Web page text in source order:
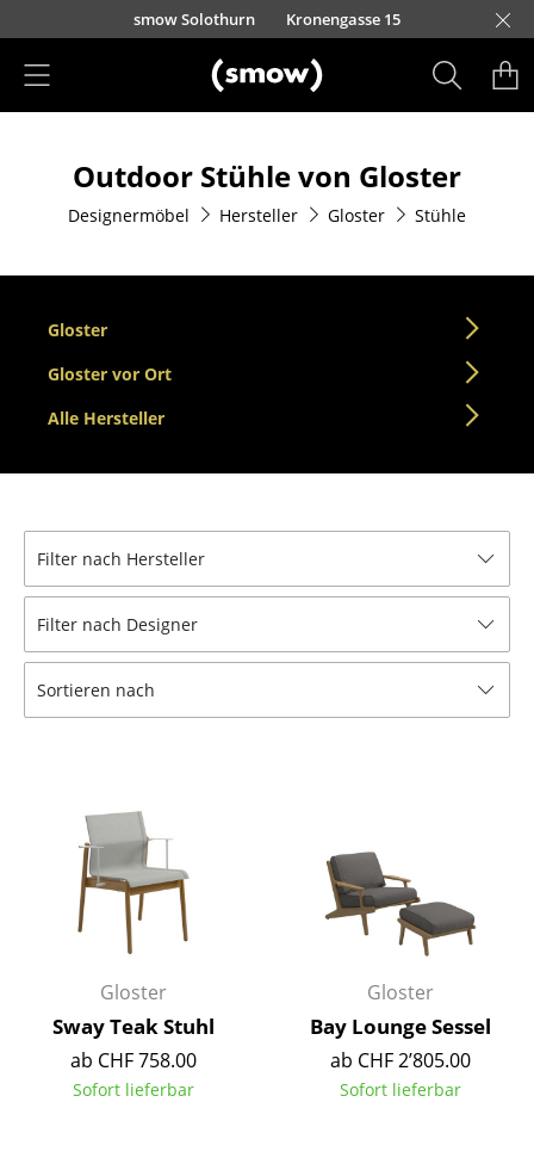
Direkt zum Inhaltsmow Solothurn Kronengasse 15
Sitzmöbel
Esszimmerstühle
Sofas
Sessel
Loungesessel
Stühle
Freischwinger
Hocker
Bänke & Liegen
Sitzsäcke
Schaukelstühle
Bürodrehstühle
Konferenzstühle
Bürosessel
Einzelteile
... alle Sitzmöbel
Tische
Outdoor Stühle von Gloster
Designermöbel Hersteller Gloster Stühle
Gloster
Gloster vor Ort
Alle Hersteller
Filter nach Hersteller
Filter nach Designer
Sortieren nach
Gloster
Sway Teak Stuhl
ab CHF 758.00
Sofort lieferbar
Gloster
Bay Lounge Sessel
ab CHF 2’805.00
Sofort lieferbar